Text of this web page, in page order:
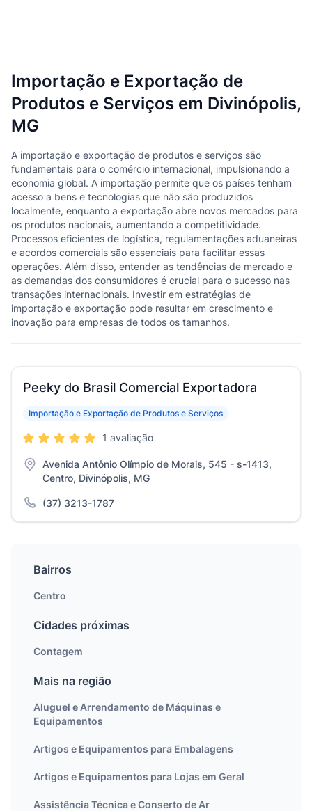
Importação e Exportação de
Produtos e Serviços em Divinópolis,
MG
A importação e exportação de produtos e serviços são
fundamentais para o comércio internacional, impulsionando a
economia global. A importação permite que os países tenham
acesso a bens e tecnologias que não são produzidos
localmente, enquanto a exportação abre novos mercados para
os produtos nacionais, aumentando a competitividade.
Processos eficientes de logística, regulamentações aduaneiras
e acordos comerciais são essenciais para facilitar essas
operações. Além disso, entender as tendências de mercado e
as demandas dos consumidores é crucial para o sucesso nas
transações internacionais. Investir em estratégias de
importação e exportação pode resultar em crescimento e
inovação para empresas de todos os tamanhos.
Peeky do Brasil Comercial Exportadora
Importação e Exportação de Produtos e Serviços
1 avaliação
Avenida Antônio Olímpio de Morais, 545 - s-1413,
Centro, Divinópolis, MG
(37) 3213-1787
Bairros
Centro
Cidades próximas
Contagem
Mais na região
Aluguel e Arrendamento de Máquinas e
Equipamentos
Artigos e Equipamentos para Embalagens
Artigos e Equipamentos para Lojas em Geral
Assistência Técnica e Conserto de Ar